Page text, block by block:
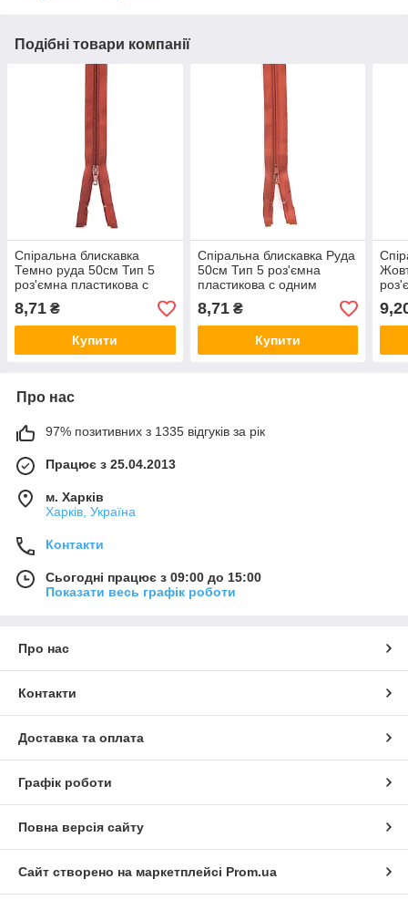
Подібні товари компанії
Спіральна блискавка
Темно руда 50см Тип 5
роз'ємна пластикова с
8,71 ₴
Купити
Спіральна блискавка Руда
50см Тип 5 роз'ємна
пластикова с одним
8,71₴
Купити
Про нас
97% позитивних з 1335 відгуків за рік
Працює з 25.04.2013
м. Харків
Харків, Україна
Контакти
Сьогодні працює з 09:00 до 15:00
Показати весь графік роботи
Про нас
Контакти
Доставка та оплата
Графік роботи
Повна версія сайту
Сайт створено на маркетплейсі Prom.ua